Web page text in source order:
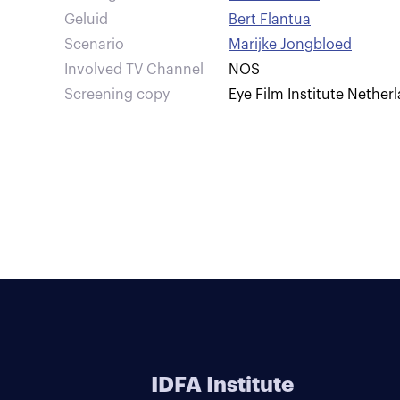
Geluid
Bert Flantua
Scenario
Marijke Jongbloed
Involved TV Channel
NOS
Screening copy
Eye Film Institute
IDFA Institute